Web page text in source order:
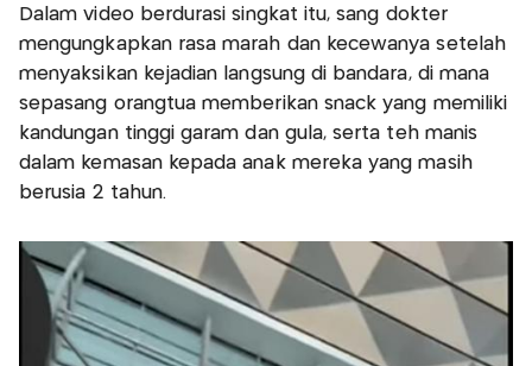
Dalam video berdurasi singkat itu, sang dokter
mengungkapkan rasa marah dan kecewanya setelah
menyaksikan kejadian langsung di bandara, di mana
sepasang orangtua memberikan snack yang memiliki
kandungan tinggi garam dan gula, serta teh manis
dalam kemasan kepada anak mereka yang masih
berusia 2 tahun.